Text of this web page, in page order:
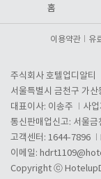
홈
이용약관 유
주식회사 호텔업디알티
서울특별시 금천구 가
대표이사: 이송주
사
통신판매업신고: 서울
고객센터: 1644-7896
이메일:
Copyright ⓒ